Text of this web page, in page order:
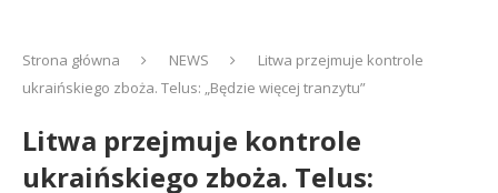
Strona główna NEWS
Litwa przejmuje kontrole
ukraińskiego zboża. Telus: „Będzie więcej tranzytu”
Litwa przejmuje kontrole
ukraińskiego zboża. Telus: